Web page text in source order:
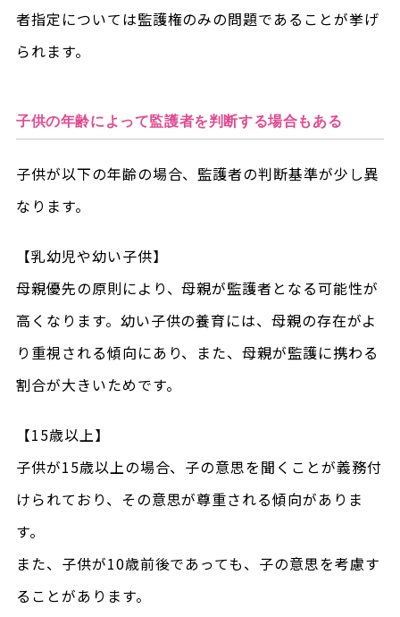
者指定については監護権のみの問題であることが挙げ
られます。
子供の年齢によって監護者を判断する場合もある
子供が以下の年齢の場合、監護者の判断基準が少し異
なります。
【乳幼児や幼い子供】
母親優先の原則により、母親が監護者となる可能性が
高くなります。幼い子供の養育には、母親の存在がよ
り重視される傾向にあり、また、母親が監護に携わる
割合が大きいためです。
【15歳以上】
子供が15歳以上の場合、子の意思を聞くことが義務付
けられており、その意思が尊重される傾向がありま
す。
また、子供が10歳前後であっても、子の意思を考慮す
ることがあります。